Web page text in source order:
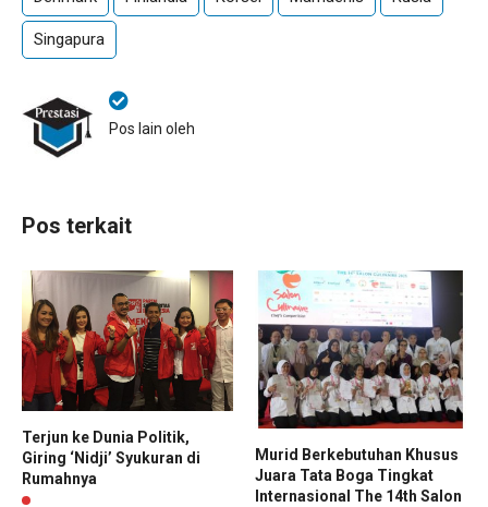
Singapura
Pos lain oleh
Pos terkait
Terjun ke Dunia Politik,
Giring ‘Nidji’ Syukuran di
Rumahnya
Murid Berkebutuhan Khusus
Juara Tata Boga Tingkat
Internasional The 14th Salon